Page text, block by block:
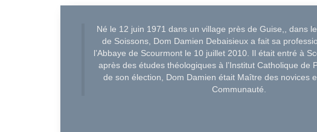
Né le 12 juin 1971 dans un village près de Guise,, dans
de Soissons, Dom Damien Debaisieux a fait sa
l’Abbaye de Scourmont le 10 juillet 2010. Il était entré à
après des études théologiques à l’Institut Catholique de
de son élection, Dom Damien était Maître des novices
Communauté.